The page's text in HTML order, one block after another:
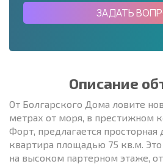
ЗАДАТЬ
Описание
От Болгарского Дома ловите
метрах от моря, в престижном
Форт, предлагается просторная
квартира площадью 75 кв.м.
на высоком партерном этаже,